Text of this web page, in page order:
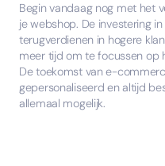
Begin vandaag nog met het
je webshop. De investering
terugverdienen in hogere
meer tijd om te focussen op
De toekomst van e-
gepersonaliseerd en altijd
allemaal mogelijk.